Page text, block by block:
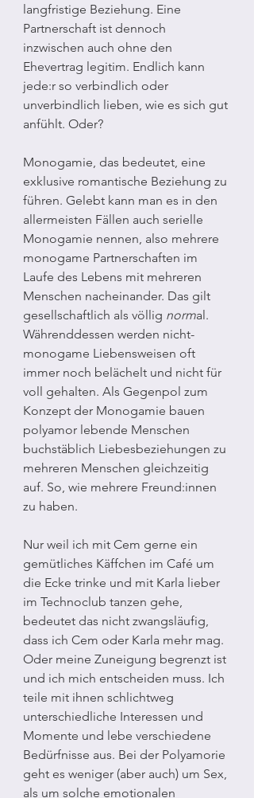
langfristige Beziehung. Eine
Partnerschaft ist dennoch
inzwischen auch ohne den
Ehevertrag legitim. Endlich kann
jede:r so verbindlich oder
unverbindlich lieben, wie es sich gut
anfühlt. Oder?
Monogamie, das bedeutet, eine
exklusive romantische Beziehung zu
führen. Gelebt kann man es in den
allermeisten Fällen auch serielle
Monogamie nennen, also mehrere
monogame Partnerschaften im
Laufe des Lebens mit mehreren
Menschen nacheinander. Das gilt
gesellschaftlich als völlig normal.
Währenddessen werden nicht-
monogame Liebensweisen oft
immer noch belächelt und nicht für
voll gehalten. Als Gegenpol zum
Konzept der Monogamie bauen
polyamor lebende Menschen
buchstäblich Liebesbeziehungen zu
mehreren Menschen gleichzeitig
auf. So, wie mehrere Freund:innen
zu haben.
Nur weil ich mit Cem gerne ein
gemütliches Käffchen im Café um
die Ecke trinke und mit Karla lieber
im Technoclub tanzen gehe,
bedeutet das nicht zwangsläufig,
dass ich Cem oder Karla mehr mag.
Oder meine Zuneigung begrenzt ist
und ich mich entscheiden muss. Ich
teile mit ihnen schlichtweg
unterschiedliche Interessen und
Momente und lebe verschiedene
Bedürfnisse aus. Bei der Polyamorie
geht es weniger (aber auch) um Sex,
als um solche emotionalen